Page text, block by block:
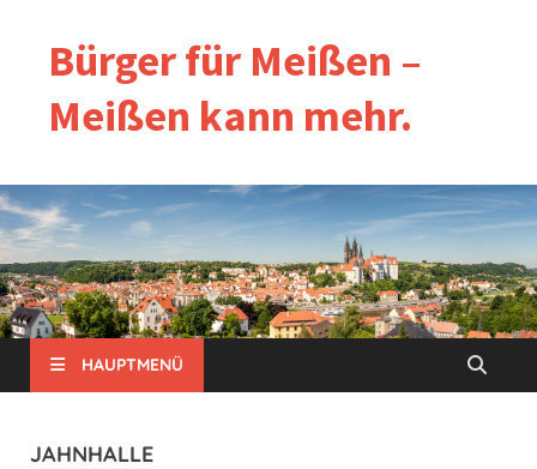
Bürger für Meißen –
Meißen kann mehr.
HAUPTMENÜ
JAHNHALLE